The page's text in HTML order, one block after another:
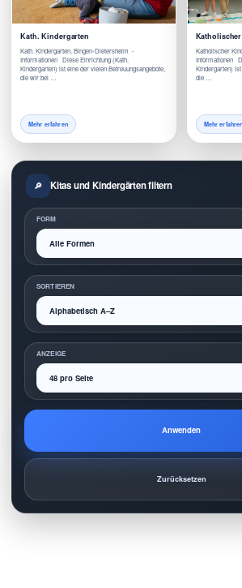
Kath. Kindergarten
Kath. Kindergarten, Bingen-Dietersheim -
Informationen Diese Einrichtung (Kath.
Kindergarten) ist eine der vielen Betreuungsangebote,
die wir bei …
Mehr erfahren
Katholischer
Informationen
Kindergarten) ist
die …
Mehr erfahren
Kitas und Kindergärten filtern
FORM
SORTIEREN
ANZEIGE
Anwenden
Zurücksetzen